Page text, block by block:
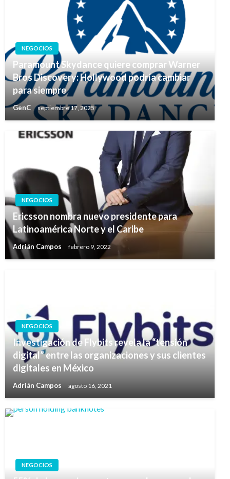
NEGOCIOS
Paramount Skydance quiere comprar Warner
Bros Discovery: Hollywood podría cambiar
para siempre
GenC septiembre 17, 2025
NEGOCIOS
Ericsson nombra nuevo presidente para
Latinoamérica Norte y el Caribe
Adrián Campos febrero 9, 2022
NEGOCIOS
Investigación de Flybits revela la “tensión
digital” entre las organizaciones y sus clientes
digitales en México
Adrián Campos agosto 16, 2021
NEGOCIOS